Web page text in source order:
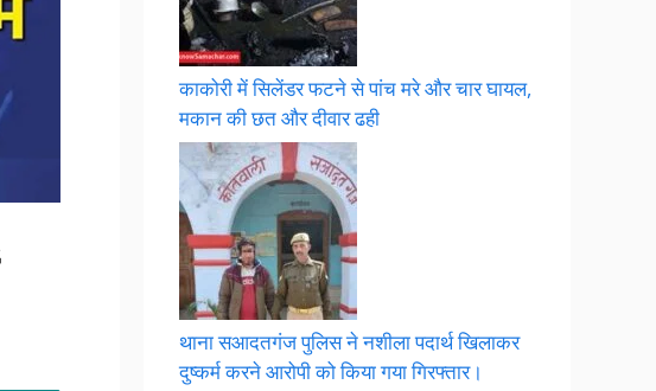
काकोरी में सिलेंडर फटने से पांच मरे और चार घायल,
मकान की छत और दीवार ढही
थाना सआदतगंज पुलिस ने नशीला पदार्थ खिलाकर
दुष्कर्म करने आरोपी को किया गया गिरफ्तार।